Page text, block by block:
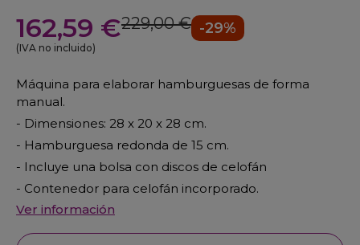
162,59 €229,00 € -29%
(IVA no incluido)
Máquina para elaborar hamburguesas de forma
manual.
- Dimensiones: 28 x 20 x 28 cm.
- Hamburguesa redonda de 15 cm.
- Incluye una bolsa con discos de celofán
- Contenedor para celofán incorporado.
Ver información